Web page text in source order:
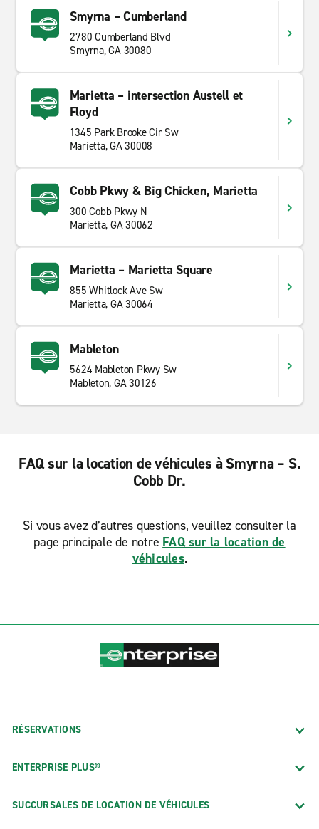
Smyrna – Cumberland
2780 Cumberland Blvd
Smyrna, GA 30080
Marietta – intersection Austell et
Floyd
1345 Park Brooke Cir Sw
Marietta, GA 30008
Cobb Pkwy & Big Chicken, Marietta
300 Cobb Pkwy N
Marietta, GA 30062
Marietta – Marietta Square
855 Whitlock Ave Sw
Marietta, GA 30064
Mableton
5624 Mableton Pkwy Sw
Mableton, GA 30126
FAQ sur la location de véhicules à Smyrna – S.
Cobb Dr.
Si vous avez d’autres questions, veuillez consulter la
page principale de notre FAQ sur la location de
véhicules.
RÉSERVATIONS
ENTERPRISE PLUS®
SUCCURSALES DE LOCATION DE VÉHICULES